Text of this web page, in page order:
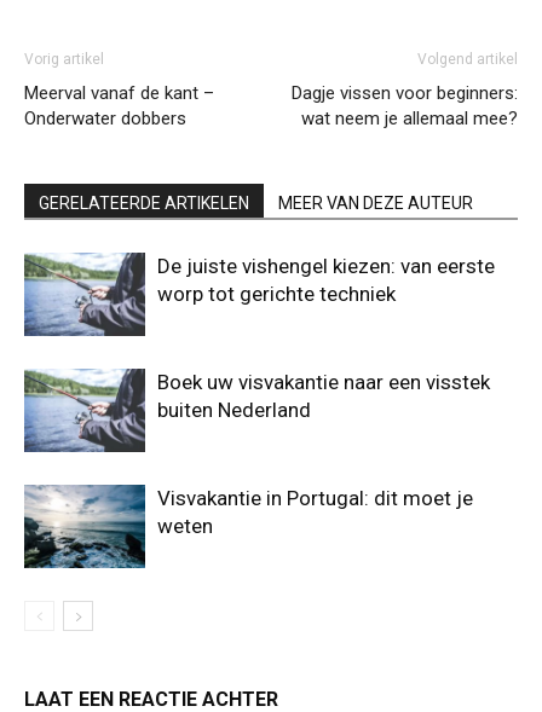
Vorig artikel
Meerval vanaf de kant –
Onderwater dobbers
Volgend artikel
Dagje vissen voor beginners:
wat neem je allemaal mee?
GERELATEERDE ARTIKELEN MEER VAN DEZE AUTEUR
De juiste vishengel kiezen: van eerste
worp tot gerichte techniek
Boek uw visvakantie naar een visstek
buiten Nederland
Visvakantie in Portugal: dit moet je
weten
LAAT EEN REACTIE ACHTER